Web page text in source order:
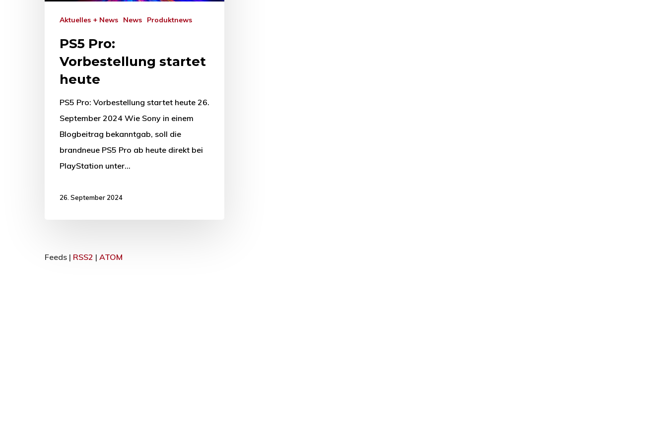
Aktuelles + News News Produktnews
PS5 Pro:
Vorbestellung startet
heute
PS5 Pro: Vorbestellung startet heute 26.
September 2024 Wie Sony in einem
Blogbeitrag bekanntgab, soll die
brandneue PS5 Pro ab heute direkt bei
PlayStation unter…
26. September 2024
Feeds | RSS2 | ATOM